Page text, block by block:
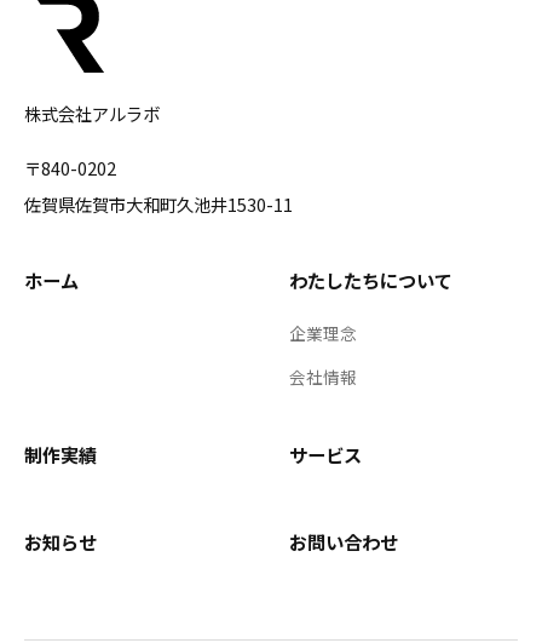
株式会社アルラボ
〒840-0202
佐賀県佐賀市大和町久池井1530-11
ホーム わたしたちについて
企業理念
会社情報
制作実績 サービス
お知らせ お問い合わせ